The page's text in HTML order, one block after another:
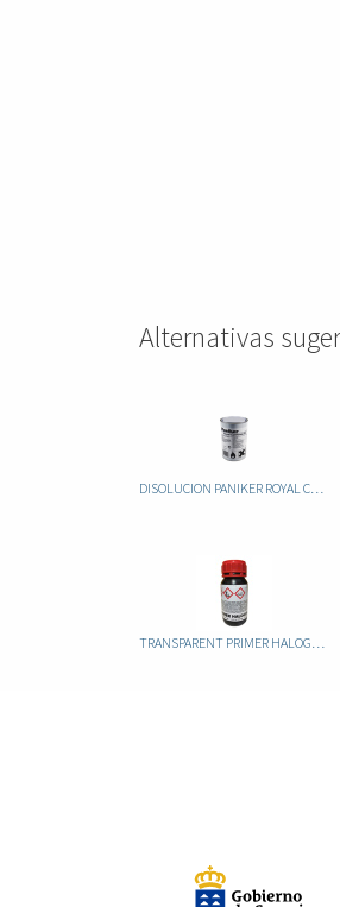
Alternativas